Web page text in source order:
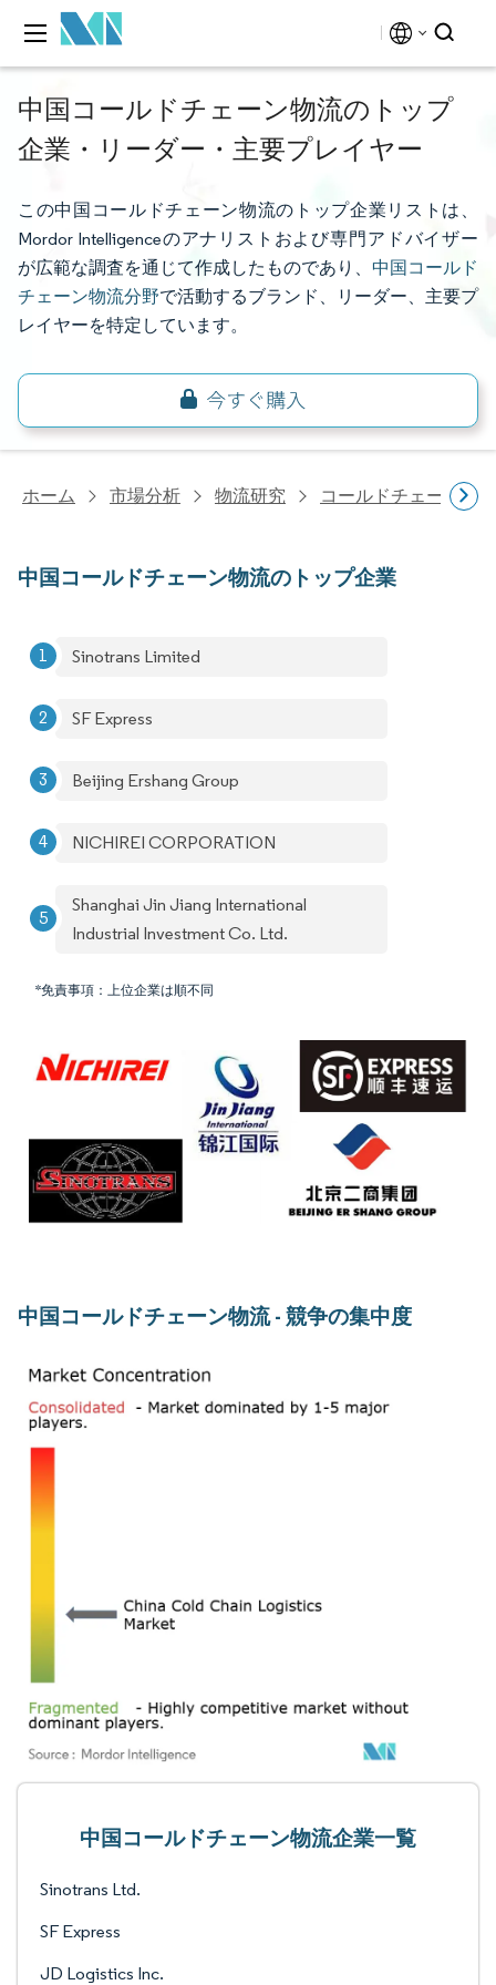
中国コールドチェーン物流のトップ
企業・リーダー・主要プレイヤー
この中国コールドチェーン物流のトップ企業リストは、
Mordor Intelligenceのアナリストおよび専門アドバイザー
が広範な調査を通じて作成したものであり、 中国コールド
チェーン物流分野で活動するブランド、リーダー、主要プ
レイヤーを特定しています。
ホーム 市場分析 物流研究 コールドチェーン物
中国コールドチェーン物流のトップ企業
Sinotrans Limited
SF Express
Beijing Ershang Group
NICHIREI CORPORATION
Shanghai Jin Jiang International
Industrial Investment Co. Ltd.
*免責事項：上位企業は順不同
中国コールドチェーン物流 - 競争の集中度
中国コールドチェーン物流企業一覧
Sinotrans Ltd.
SF Express
JD Logistics Inc.